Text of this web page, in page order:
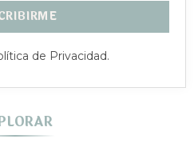
de Privacidad.